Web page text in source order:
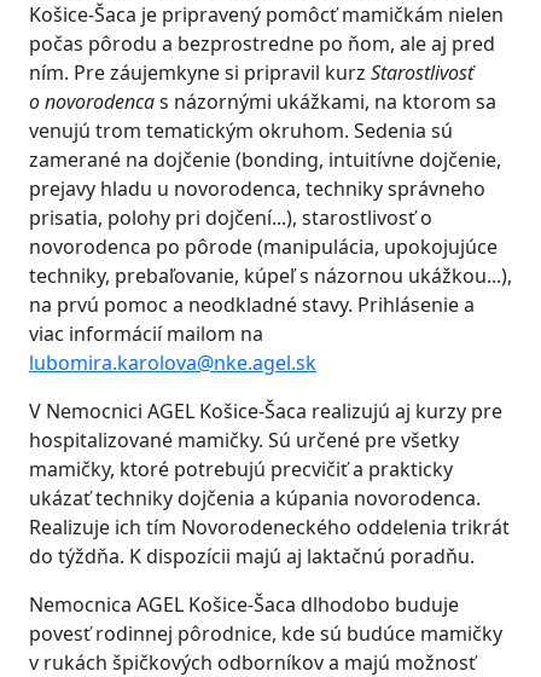
Košice-Šaca je pripravený pomôcť mamičkám nielen
počas pôrodu a bezprostredne po ňom, ale aj pred
ním. Pre záujemkyne si pripravil kurz Starostlivosť
o novorodencas názornými ukážkami, na ktorom sa
venujú trom tematickým okruhom. Sedenia sú
zamerané na dojčenie (bonding, intuitívne dojčenie,
prejavy hladu u novorodenca, techniky správneho
prisatia, polohy pri dojčení...), starostlivosť o
novorodenca po pôrode (manipulácia, upokojujúce
techniky, prebaľovanie, kúpeľ s názornou ukážkou...),
na prvú pomoc a neodkladné stavy. Prihlásenie a
viac informácií mailom na
lubomira.karolova@nke.agel.sk
V Nemocnici AGEL Košice-Šaca realizujú aj kurzy pre
hospitalizované mamičky. Sú určené pre všetky
mamičky, ktoré potrebujú precvičiť a prakticky
ukázať techniky dojčenia a kúpania novorodenca.
Realizuje ich tím Novorodeneckého oddelenia trikrát
do týždňa. K dispozícii majú aj laktačnú poradňu.
Nemocnica AGEL Košice-Šaca dlhodobo buduje
povesť rodinnej pôrodnice, kde sú budúce mamičky
v rukách špičkových odborníkov a majú možnosť